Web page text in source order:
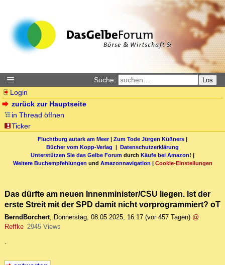
Suche: Los
Login
zurück zur Hauptseite
in Thread öffnen
Ticker
Fluchtburg autark am Meer| Zum Tode Jürgen Küßners |
Bücher vom Kopp-Verlag | Datenschutzerklärung
Unterstützen Sie das Gelbe Forum durch Käufe bei Amazon! |
Weitere Buchempfehlungen und Amazonnavigation | Cookie-Einstellungen
Das dürfte am neuen Innenminister/CSU liegen. Ist der
erste Streit mit der SPD damit nicht vorprogrammiert? oT
BerndBorchert, Donnerstag, 08.05.2025, 16:17 (vor 457 Tagen) @
Reffke 2945 Views
.